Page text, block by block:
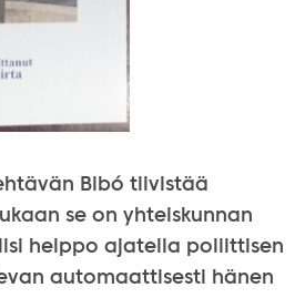
Bibó tiivistää
se on yhteiskunnan
helppo ajatella poliittisen
automaattisesti hänen